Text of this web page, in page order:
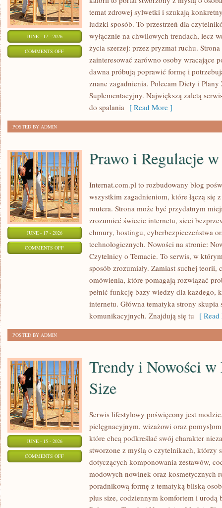
JUNE - 17 - 2026
COMMENTS OFFON
temat zdrowej sylwetki i szukają
ludzki sposób. To przestrzeń dla
wyłącznie na chwilowych trendach, lecz
życia szerzej: przez pryzmat ruchu.
zainteresować zarówno osoby wracające
dawna próbują poprawić formę i
znane zagadnienia. Polecam Diety i
Suplementacyjny. Największą zaletą
do spalania [ Read More ]
POSTED BY ADMIN
JUNE - 17 - 2026
COMMENTS OFFON
REGULACJE
Prawo i Regulacje
Internat.com.pl to rozbudowany blog
wszystkim zagadnieniom, które łączą się
routera. Strona może być przydatnym
zrozumieć świecie internetu, sieci
chmury, hostingu, cyberbezpieczeństwa
technologicznych. Nowości na stronie:
Czytelnicy o Temacie. To serwis, w
sposób zrozumiały. Zamiast suchej
omówienia, które pomagają rozwiązać
pełnić funkcję bazy wiedzy dla każdego,
internetu. Główna tematyka strony skupia
komunikacyjnych. Znajdują się tu [
POSTED BY ADMIN
JUNE - 15 - 2026
COMMENTS OFFON
Trendy i Nowości w
Size
Serwis lifestylowy poświęcony jest
pielęgnacyjnym, wizażowi oraz
które chcą podkreślać swój charakter
stworzone z myślą o czytelnikach, którzy
dotyczących komponowania zestawów,
modowych nowinek oraz kosmetycznych
poradnikową formę z tematyką bliską
plus size, codziennym komfortem i urodą